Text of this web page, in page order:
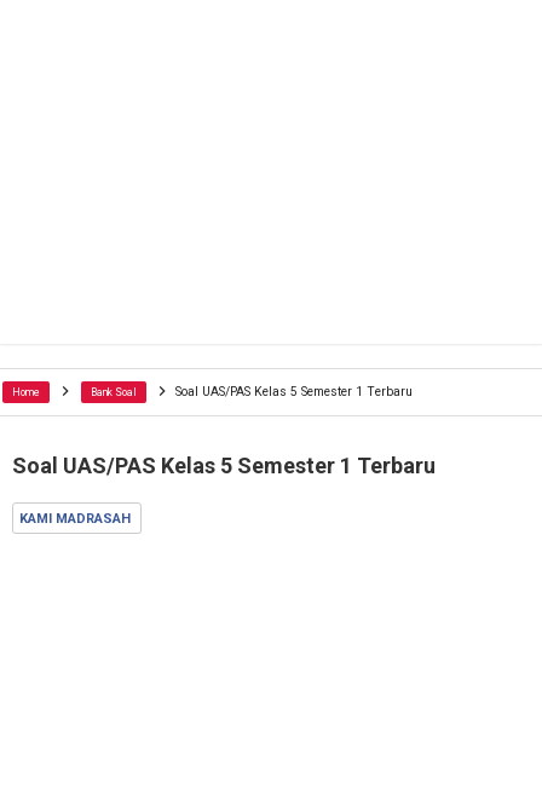
Home Bank Soal Soal UAS/PAS Kelas 5 Semester 1 Terbaru
Soal UAS/PAS Kelas 5 Semester 1 Terbaru
KAMI MADRASAH